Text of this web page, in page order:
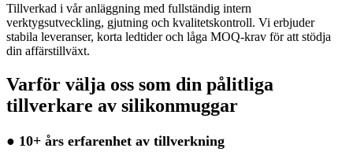
Tillverkad i vår anläggning med fullständig intern
verktygsutveckling, gjutning och kvalitetskontroll. Vi erbjuder
stabila leveranser, korta ledtider och låga MOQ-krav för att stödja
din affärstillväxt.
Varför välja oss som din pålitliga
tillverkare av silikonmuggar
● 10+ års erfarenhet av tillverkning